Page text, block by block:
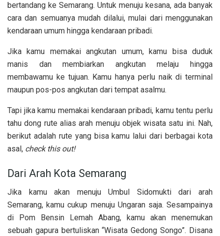
bertandang ke Semarang. Untuk menuju kesana, ada banyak
cara dan semuanya mudah dilalui, mulai dari menggunakan
kendaraan umum hingga kendaraan pribadi.
Jika kamu memakai angkutan umum, kamu bisa duduk
manis dan membiarkan angkutan melaju hingga
membawamu ke tujuan. Kamu hanya perlu naik di terminal
maupun pos-pos angkutan dari tempat asalmu.
Tapi jika kamu memakai kendaraan pribadi, kamu tentu perlu
tahu dong rute alias arah menuju objek wisata satu ini. Nah,
berikut adalah rute yang bisa kamu lalui dari berbagai kota
asal, check this out!
Dari Arah Kota Semarang
Jika kamu akan menuju Umbul Sidomukti dari arah
Semarang, kamu cukup menuju Ungaran saja. Sesampainya
di Pom Bensin Lemah Abang, kamu akan menemukan
sebuah gapura bertuliskan “Wisata Gedong Songo”. Disana